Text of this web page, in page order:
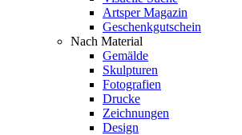
Artsper Magazin
Geschenkgutschein
Nach Material
Gemälde
Skulpturen
Fotografien
Drucke
Zeichnungen
Design